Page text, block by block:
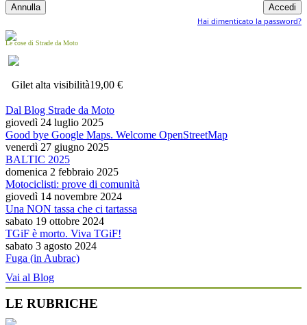
Hai dimenticato la password?
Le cose di Strade da Moto
Gilet alta visibilità19,00 €
Dal Blog Strade da Moto
giovedì 24 luglio 2025
Good bye Google Maps. Welcome OpenStreetMap
venerdì 27 giugno 2025
BALTIC 2025
domenica 2 febbraio 2025
Motociclisti: prove di comunità
giovedì 14 novembre 2024
Una NON tassa che ci tartassa
sabato 19 ottobre 2024
TGiF è morto. Viva TGiF!
sabato 3 agosto 2024
Fuga (in Aubrac)
Vai al Blog
LE RUBRICHE